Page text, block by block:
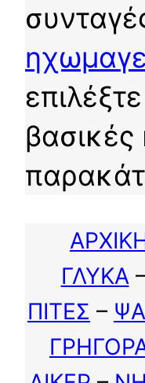
βασικές
ΓΛΥΚΑ
ΠΙΤΕΣ –